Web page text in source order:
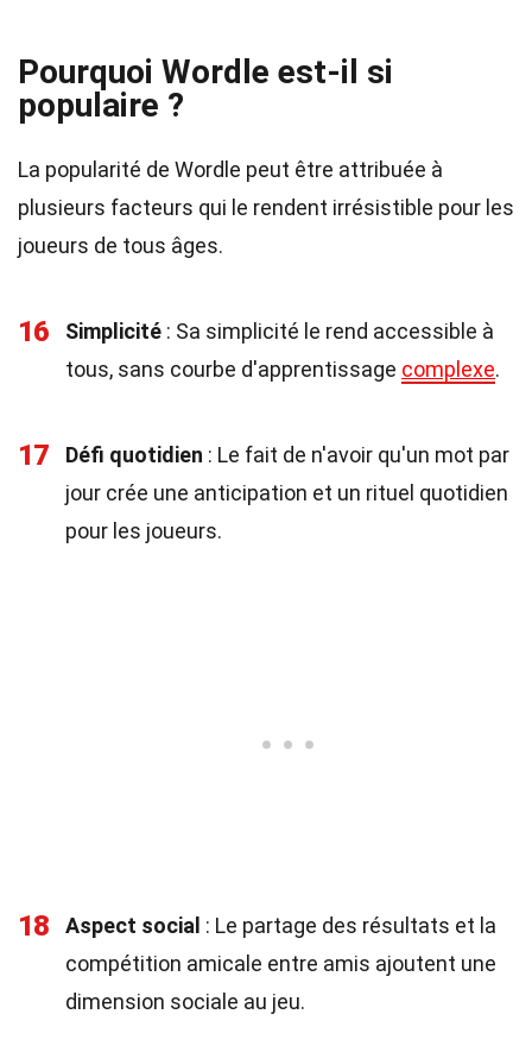
Pourquoi Wordle est-il si
populaire ?
La popularité de Wordle peut être attribuée à
plusieurs facteurs qui le rendent irrésistible pour les
joueurs de tous âges.
16 Simplicité : Sa simplicité le rend accessible à
tous, sans courbe d'apprentissage complexe.
17 Défi quotidien : Le fait de n'avoir qu'un mot par
jour crée une anticipation et un rituel quotidien
pour les joueurs.
18 Aspect social : Le partage des résultats et la
compétition amicale entre amis ajoutent une
dimension sociale au jeu.